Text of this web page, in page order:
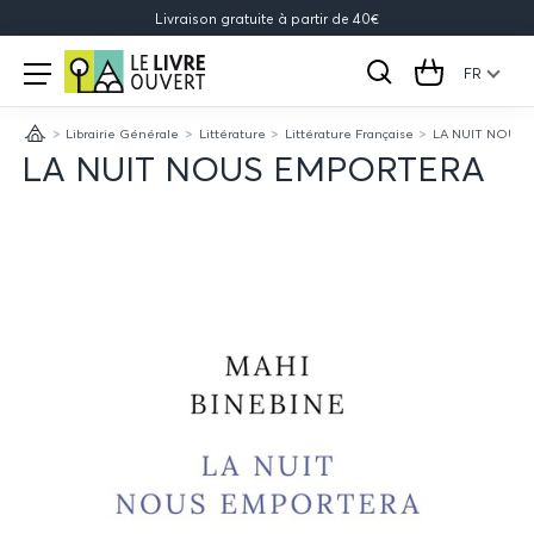
Livraison gratuite à partir de 40€
Le
Livre
Ouvert
Open
menu
Rechercher
Cart FR
AccueilLibrairie Générale Littérature Littérature Française LA NUIT NOUS
LA NUIT NOUS EMPORTERA